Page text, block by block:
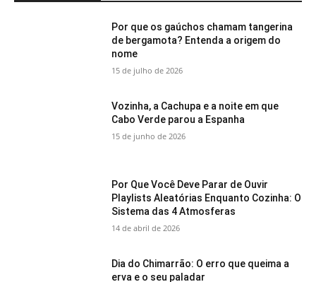
Por que os gaúchos chamam tangerina
de bergamota? Entenda a origem do
nome
15 de julho de 2026
Vozinha, a Cachupa e a noite em que
Cabo Verde parou a Espanha
15 de junho de 2026
Por Que Você Deve Parar de Ouvir
Playlists Aleatórias Enquanto Cozinha: O
Sistema das 4 Atmosferas
14 de abril de 2026
Dia do Chimarrão: O erro que queima a
erva e o seu paladar